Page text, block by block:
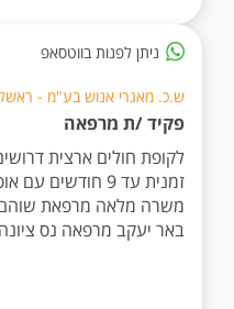
ניתן לפנות בווטסאפ
ש.כ. מאגרי אנוש בע"מ -
פקיד /ת מרפאה
לקופת חולים ארצית
זמנית עד 9
משרה מלאה מרפאת
באר יעקב מרפאה נס